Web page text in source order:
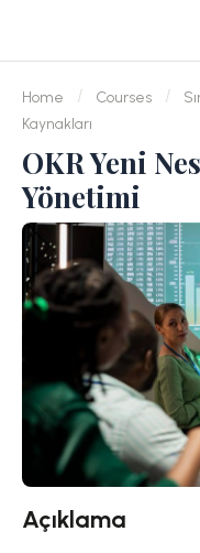
Home Courses
Kaynakları
OKR Yeni
Yönetimi
Açıklama